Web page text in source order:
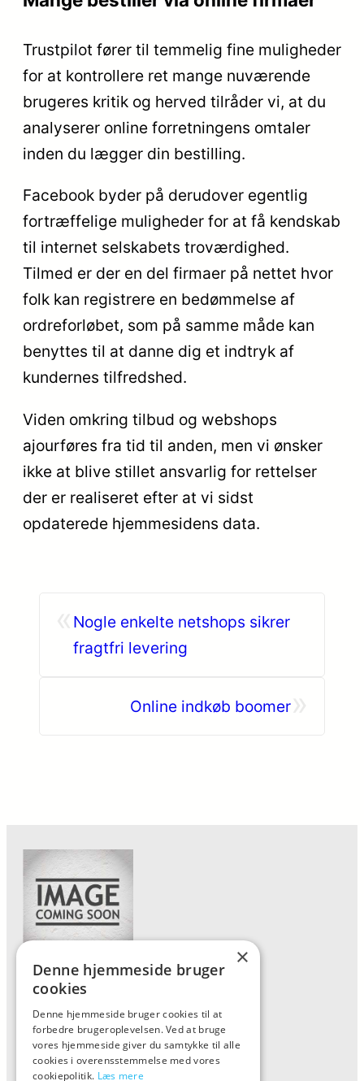
Trustpilot fører til temmelig fine muligheder
for at kontrollere ret mange nuværende
brugeres kritik og herved tilråder vi, at du
analyserer online forretningens omtaler
inden du lægger din bestilling.
Facebook byder på derudover egentlig
fortræffelige muligheder for at få kendskab
til internet selskabets troværdighed.
Tilmed er der en del firmaer på nettet hvor
folk kan registrere en bedømmelse af
ordreforløbet, som på samme måde kan
benyttes til at danne dig et indtryk af
kundernes tilfredshed.
Viden omkring tilbud og webshops
ajourføres fra tid til anden, men vi ønsker
ikke at blive stillet ansvarlig for rettelser
der er realiseret efter at vi sidst
opdaterede hjemmesidens data.
Nogle enkelte netshops sikrer
fragtfri levering
Online indkøb boomer
Forside
Vis alle produkter
Kontakt
Oversigt artikler
×
Denne hjemmeside bruger
cookies
Denne hjemmeside bruger cookies til at
forbedre brugeroplevelsen. Ved at bruge
vores hjemmeside giver du samtykke til alle
cookies i overensstemmelse med vores
cookiepolitik. Læs mere